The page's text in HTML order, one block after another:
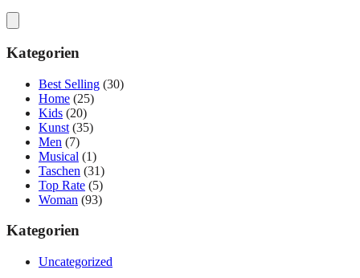
Kategorien
Best Selling (30)
Home (25)
Kids (20)
Kunst (35)
Men (7)
Musical (1)
Taschen (31)
Top Rate (5)
Woman (93)
Kategorien
Uncategorized